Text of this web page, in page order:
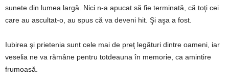
sunete din lumea largă. Nici n-a apucat să fie terminată, că toţi cei
care au ascultat-o, au spus că va deveni hit. Şi aşa a fost.
Iubirea şi prietenia sunt cele mai de preţ legături dintre oameni, iar
veselia ne va rămâne pentru totdeauna în memorie, ca amintire
frumoasă.